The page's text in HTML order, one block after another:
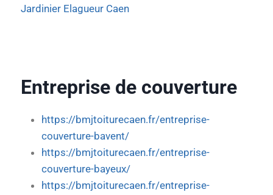
Jardinier Elagueur Caen
Entreprise de couverture
https://bmjtoiturecaen.fr/entreprise-
couverture-bavent/
https://bmjtoiturecaen.fr/entreprise-
couverture-bayeux/
https://bmjtoiturecaen.fr/entreprise-